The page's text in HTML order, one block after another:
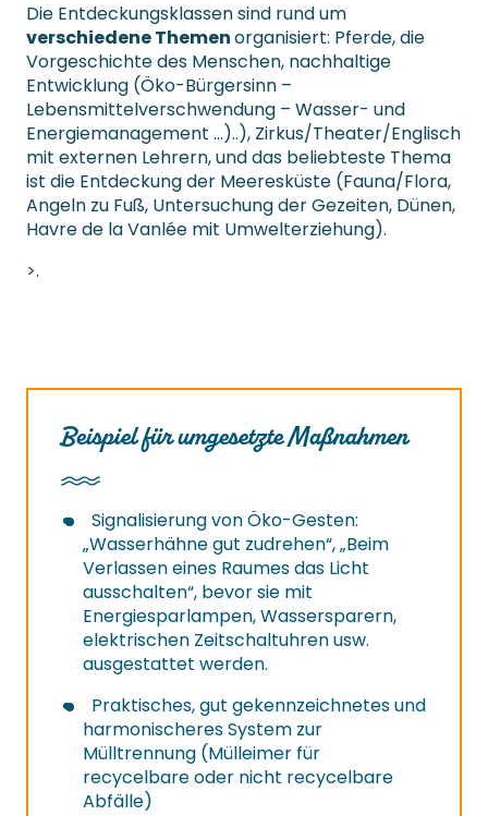
Die Entdeckungsklassen sind rund um
verschiedene Themenorganisiert: Pferde, die
Vorgeschichte des Menschen, nachhaltige
Entwicklung (Öko-Bürgersinn –
Lebensmittelverschwendung – Wasser- und
Energiemanagement …)..), Zirkus/Theater/Englisch
mit externen Lehrern, und das beliebteste Thema
ist die Entdeckung der Meeresküste (Fauna/Flora,
Angeln zu Fuß, Untersuchung der Gezeiten, Dünen,
Havre de la Vanlée mit Umwelterziehung).
>.
Beispiel für umgesetzte Maßnahmen
Signalisierung von Öko-Gesten:
„Wasserhähne gut zudrehen“, „Beim
Verlassen eines Raumes das Licht
ausschalten“, bevor sie mit
Energiesparlampen, Wassersparern,
elektrischen Zeitschaltuhren usw.
ausgestattet werden.
Praktisches, gut gekennzeichnetes und
harmonischeres System zur
Mülltrennung (Mülleimer für
recycelbare oder nicht recycelbare
Abfälle)